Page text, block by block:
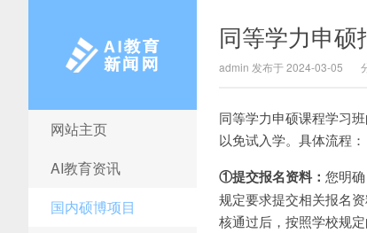
AI教育新闻网
网站主页
AI教育资讯
国内硕博项目
同等学力申硕
admin 发布于 2024-03-05
同等学力申硕课程学习
以免试入学。具体流程：
①提交报名资料： 您明
规定要求提交相关报名
核通过后，按照学校规